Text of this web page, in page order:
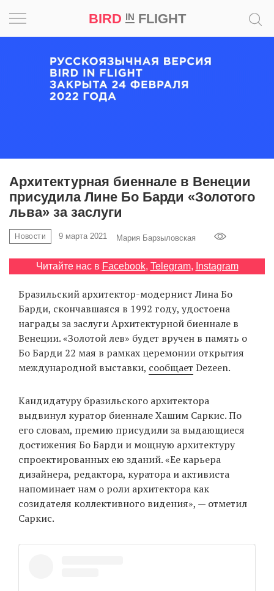
BIRD INFLIGHT
Архитектурная биеннале в Венеции
присудила Лине Бо Барди «Золотого
льва» за заслуги
Новости 9 марта 2021 Мария Барзыловская
Читайте нас в Facebook, Telegram, Instagram
Бразильский архитектор-модернист Лина Бо
Барди, скончавшаяся в 1992 году, удостоена
награды за заслуги Архитектурной биеннале в
Венеции. «Золотой лев» будет вручен в память о
Бо Барди 22 мая в рамках церемонии открытия
международной выставки, сообщает Dezeen.
Кандидатуру бразильского архитектора
выдвинул куратор биеннале Хашим Саркис. По
его словам, премию присудили за выдающиеся
достижения Бо Барди и мощную архитектуру
спроектированных ею зданий. «Ее карьера
дизайнера, редактора, куратора и активиста
напоминает нам о роли архитектора как
созидателя коллективного видения», — отметил
Саркис.